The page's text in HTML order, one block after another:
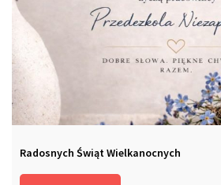
Radosnych Świąt Wielkanocnych